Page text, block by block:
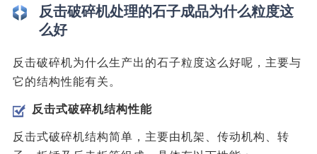
反击破碎机处理的石子成品为什么粒度这
么好
反击破碎机为什么生产出的石子粒度这么好呢，主要与
它的结构性能有关。
反击式破碎机结构性能
反击式破碎机结构简单，主要由机架、传动机构、转